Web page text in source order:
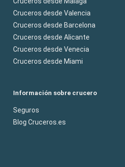
Cruceros desde Valencia
Cruceros desde Barcelona
Cruceros desde Alicante
Cruceros desde Venecia
Cruceros desde Miami
Información sobre crucero
Seguros
Blog Cruceros.es